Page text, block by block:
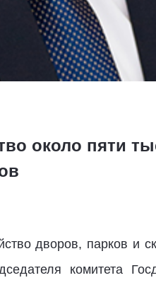
около пяти
дворов, парков и
комитета